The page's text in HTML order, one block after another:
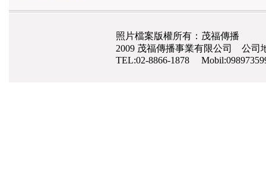
照片檔案版權所有：茂福傳播
2009 茂福傳播事業有限公司 公司
TEL:02-8866-1878